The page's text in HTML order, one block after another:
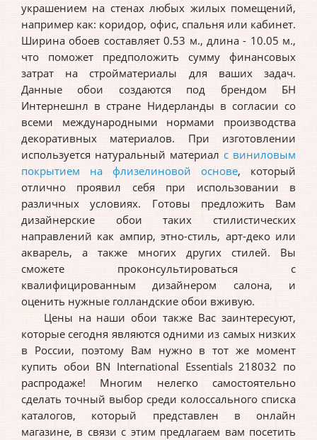
украшением на стенах любых жилых помещений,
например как: коридор, офис, спальня или кабинет.
Ширина обоев составляет 0.53 м., длина - 10.05 м.,
что поможет предположить сумму финансовых
затрат на стройматериалы для ваших задач.
Данные обои создаются под брендом БН
Интернешнл в стране Нидерланды в согласии со
всеми международными нормами производства
декоративных материалов. При изготовлении
используется натуральный материал с виниловым
покрытием на флизелиновой основе, который
отлично проявил себя при использовании в
различных условиях. Готовы предложить Вам
дизайнерские обои таких стилистических
направлений как ампир, этно-стиль, арт-деко или
акварель, а также многих других стилей. Вы
сможете проконсультироваться с
квалифицированным дизайнером салона, и
оценить нужные голландские обои вживую.
Цены на наши обои также Вас заинтересуют,
которые сегодня являются одними из самых низких
в России, поэтому Вам нужно в тот же момент
купить обои BN International Essentials 218032 по
распродаже! Многим нелегко самостоятельно
сделать точный выбор среди колоссального списка
каталогов, который представлен в онлайн
магазине, в связи с этим предлагаем вам посетить